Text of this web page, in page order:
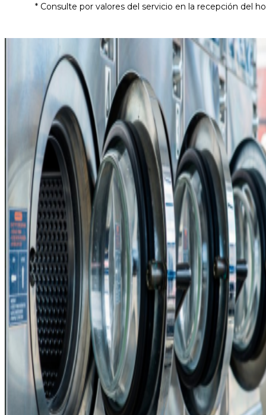
* Consulte por valores del servicio en la recepción del